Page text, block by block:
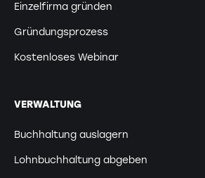
Einzelfirma gründen
Gründungsprozess
Kostenloses Webinar
VERWALTUNG
Buchhaltung auslagern
Lohnbuchhaltung abgeben